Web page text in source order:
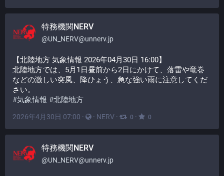
特務機関NERV
@UN_NERV@unnerv.jp
【北陸地方 気象情報 2026年04月30日 16:00】
北陸地方では、5月1日昼前から2日にかけて、落雷や竜巻
などの激しい突風、降ひょう、急な強い雨に注意してくだ
さい。
#気象情報 #北陸地方
2026年4月30日 07:00 · · NERV · 0 · 0
特務機関NERV
@UN_NERV@unnerv.jp